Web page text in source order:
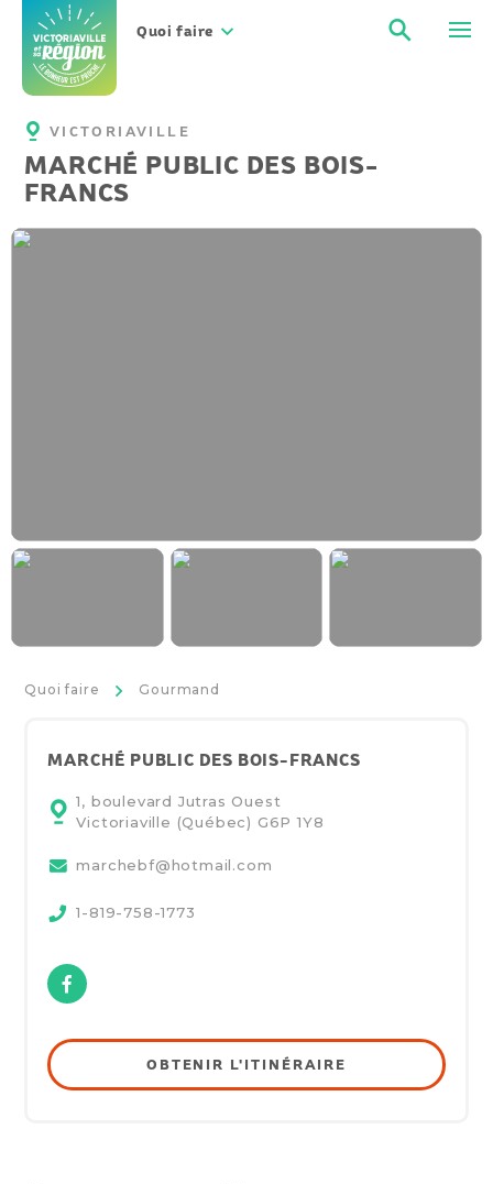
contenu
Quoi faire
VICTORIAVILLE
MARCHÉ PUBLIC DES BOIS-
FRANCS
Quoi faire >
Gourmand
MARCHÉ PUBLIC DES BOIS-FRANCS
1, boulevard Jutras Ouest
Victoriaville (Québec) G6P 1Y8
marchebf@hotmail.com
1-819-758-1773
Facebook
OBTENIR L'ITINÉRAIRE